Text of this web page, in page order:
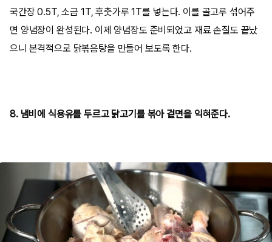
국간장 0.5T, 소금 1T, 후춧가루 1T를 넣는다. 이를 골고루 섞어주
면 양념장이 완성된다. 이제 양념장도 준비되었고 재료 손질도 끝났
으니 본격적으로 닭볶음탕을 만들어 보도록 한다.
8. 냄비에 식용유를 두르고 닭고기를 볶아 겉면을 익혀준다.